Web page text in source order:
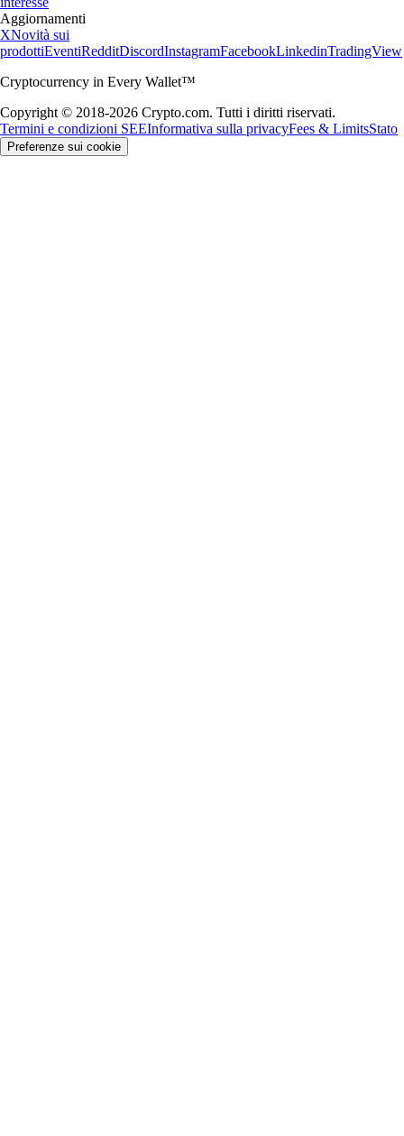
Aggiornamenti
XNovità sui
prodottiEventiRedditDiscordInstagramFacebookLinkedinTradingView
Cryptocurrency in Every Wallet™
Copyright © 2018-2026 Crypto.com. Tutti i diritti riservati.
Termini e condizioni SEEInformativa sulla privacyFees & LimitsStato
Preferenze sui cookie